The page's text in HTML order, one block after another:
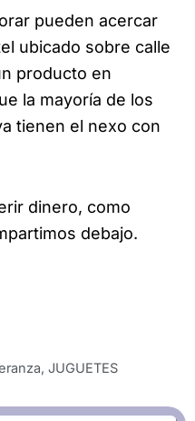
pueden acercar
ubicado sobre calle
producto en
la mayoría de los
tienen el nexo con
dinero, como
debajo.
, JUGUETES